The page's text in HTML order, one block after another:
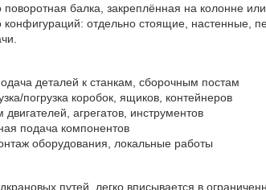
балка, закреплённая на колонне
конфигураций: отдельно стоящие, настенные,
деталей к станкам, сборочным постам
погрузка коробок, ящиков, контейнеров
агрегатов, инструментов
подача компонентов
оборудования, локальные работы
путей, легко вписывается в